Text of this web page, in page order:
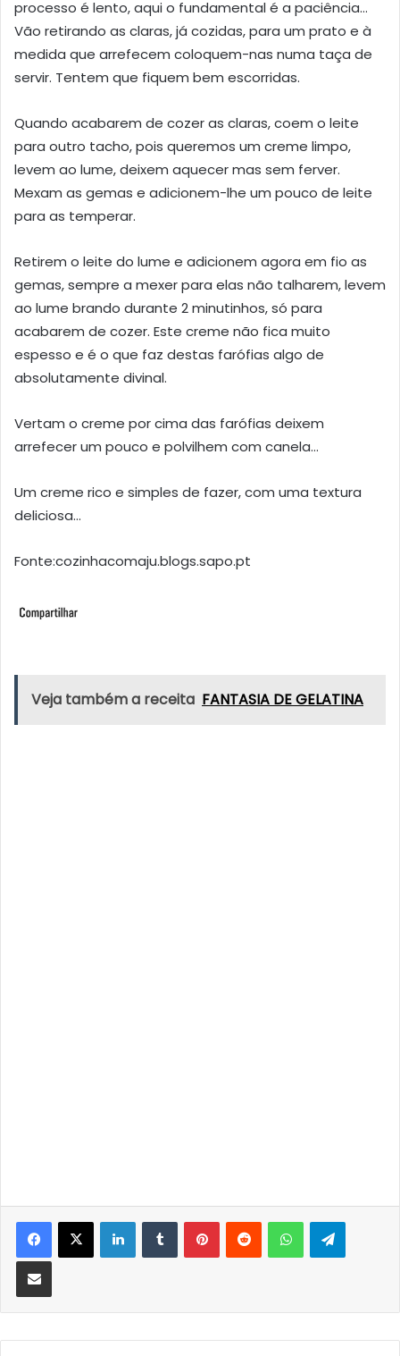
processo é lento, aqui o fundamental é a paciência…
Vão retirando as claras, já cozidas, para um prato e à
medida que arrefecem coloquem-nas numa taça de
servir. Tentem que fiquem bem escorridas.
Quando acabarem de cozer as claras, coem o leite
para outro tacho, pois queremos um creme limpo,
levem ao lume, deixem aquecer mas sem ferver.
Mexam as gemas e adicionem-lhe um pouco de leite
para as temperar.
Retirem o leite do lume e adicionem agora em fio as
gemas, sempre a mexer para elas não talharem, levem
ao lume brando durante 2 minutinhos, só para
acabarem de cozer. Este creme não fica muito
espesso e é o que faz destas farófias algo de
absolutamente divinal.
Vertam o creme por cima das farófias deixem
arrefecer um pouco e polvilhem com canela…
Um creme rico e simples de fazer, com uma textura
deliciosa…
Fonte:cozinhacomaju.blogs.sapo.pt
Veja também a receita FANTASIA DE GELATINA
LinkedInTumblrPinterestReddit WhatsApp
Partilhar Via Email